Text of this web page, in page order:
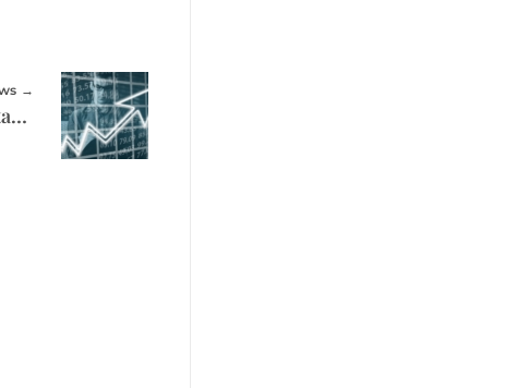
Neuzulassungen: BEV im Oktober sehr stark, Tesla im Minus